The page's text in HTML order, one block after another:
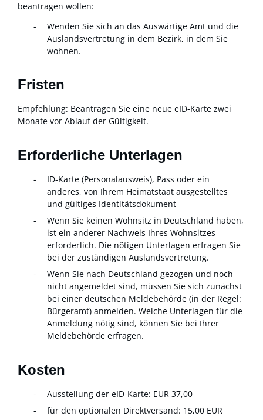
beantragen wollen:
Wenden Sie sich an das Auswärtige Amt und die
Auslandsvertretung in dem Bezirk, in dem Sie
wohnen.
Fristen
Empfehlung: Beantragen Sie eine neue eID-Karte zwei
Monate vor Ablauf der Gültigkeit.
Erforderliche Unterlagen
ID-Karte (Personalausweis), Pass oder ein
anderes, von Ihrem Heimatstaat ausgestelltes
und gültiges Identitätsdokument
Wenn Sie keinen Wohnsitz in Deutschland haben,
ist ein anderer Nachweis Ihres Wohnsitzes
erforderlich. Die nötigen Unterlagen erfragen Sie
bei der zuständigen Auslandsvertretung.
Wenn Sie nach Deutschland gezogen und noch
nicht angemeldet sind, müssen Sie sich zunächst
bei einer deutschen Meldebehörde (in der Regel:
Bürgeramt) anmelden. Welche Unterlagen für die
Anmeldung nötig sind, können Sie bei Ihrer
Meldebehörde erfragen.
Kosten
Ausstellung der eID-Karte: EUR 37,00
für den optionalen Direktversand: 15,00 EUR